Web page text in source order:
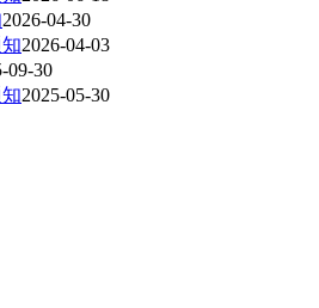
2026-04-30
2026-04-03
09-30
2025-05-30